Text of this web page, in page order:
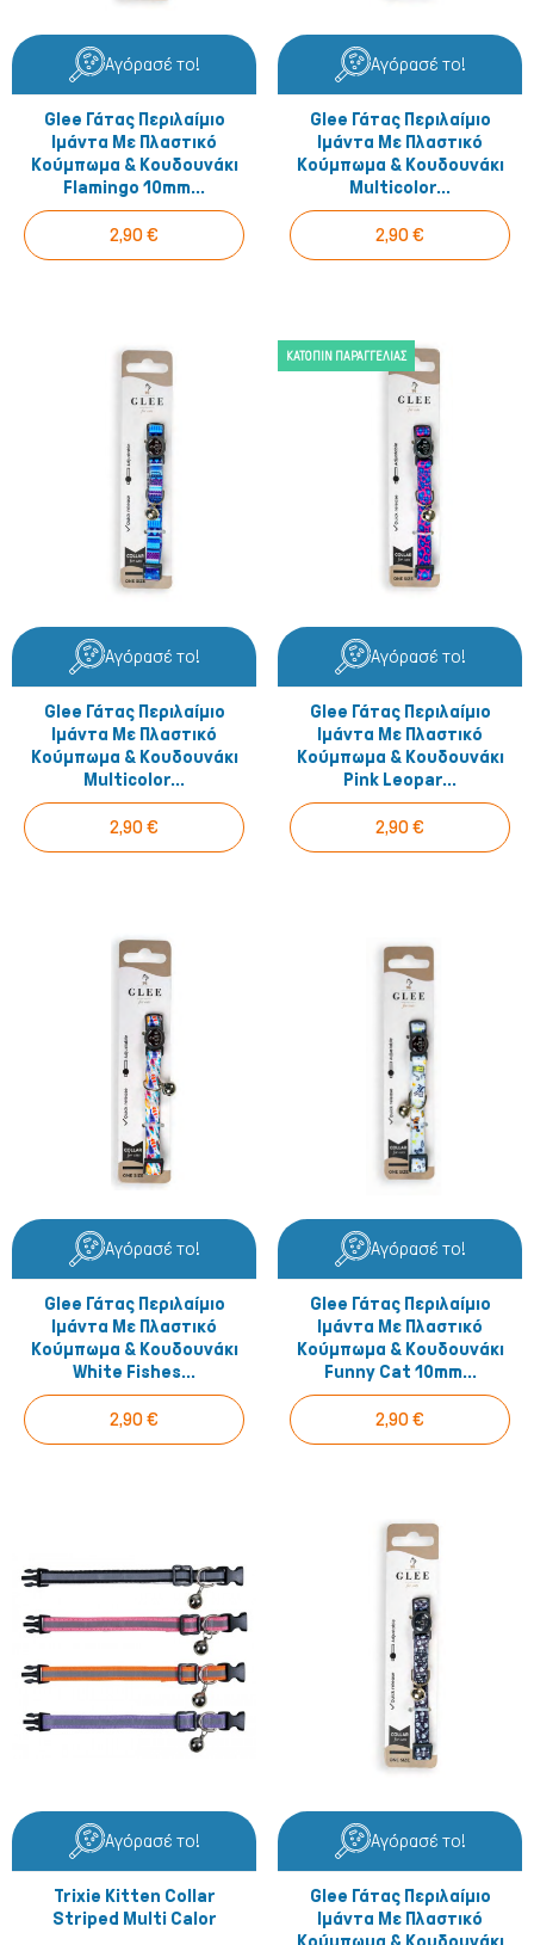
Γάτα
Πτηνά
Αγόρασέ το!
Glee Γάτας Περιλαίμιο
Ιμάντα Με Πλαστικό
Κούμπωμα & Κουδουνάκι
Flamingo 10mm...
2,90 €
Αγόρασέ το!
Glee Γάτας Περιλαίμιο
Ιμάντα Με Πλαστικό
Κούμπωμα & Κουδουνάκι
Multicolor...
2,90 €
Αγόρασέ το!
Glee Γάτας Περιλαίμιο
Ιμάντα Με Πλαστικό
Κούμπωμα & Κουδουνάκι
Multicolor...
2,90 €
ΚΑΤΌΠΙΝ ΠΑΡΑΓΓΕΛΊΑΣ
Αγόρασέ το!
Glee Γάτας Περιλαίμιο
Ιμάντα Με Πλαστικό
Κούμπωμα & Κουδουνάκι
Pink Leopar...
2,90 €
Αγόρασέ το!
Glee Γάτας Περιλαίμιο
Ιμάντα Με Πλαστικό
Κούμπωμα & Κουδουνάκι
White Fishes...
2,90 €
Αγόρασέ το!
Glee Γάτας Περιλαίμιο
Ιμάντα Με Πλαστικό
Κούμπωμα & Κουδουνάκι
Funny Cat 10mm...
2,90 €
Αγόρασέ το!
Trixie Kitten Collar
Striped Multi Calor
Αγόρασέ το!
Glee Γάτας Περιλαίμιο
Ιμάντα Με Πλαστικό
Κούμπωμα & Κουδουνάκι